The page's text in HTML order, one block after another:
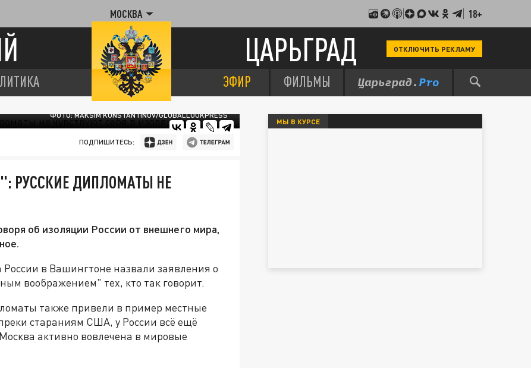
МОСКВА 18+
ЦАРЬГРАД ОТКЛЮЧИТЬ РЕКЛАМУ
ЭФИР ФИЛЬМЫ
ФОТО: MAKSIM KONSTANTINOV/GLOBALLOOKPRESS
ПОДПИШИТЕСЬ:
РУССКИЕ ДИПЛОМАТЫ НЕ
об изоляции России от внешнего мира,
в Вашингтоне назвали заявления о
воображением" тех, кто так говорит.
также привели в пример местные
стараниям США, у России всё ещё
активно вовлечена в мировые
МЫ В КУРСЕ